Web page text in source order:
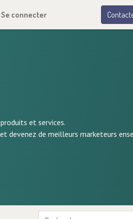
Se connecter
et services.
devenez de meilleurs marketeurs